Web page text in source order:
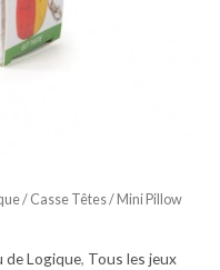
/ Casse Têtes/ Mini Pillow
de Logique, Tous les jeux